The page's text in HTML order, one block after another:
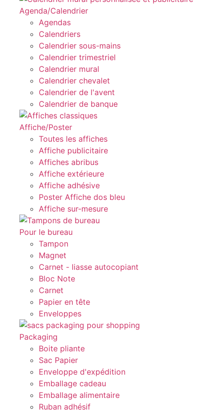
Agenda/Calendrier
Agendas
Calendriers
Calendrier sous-mains
Calendrier trimestriel
Calendrier mural
Calendrier chevalet
Calendrier de l'avent
Calendrier de banque
Affiche/Poster
Toutes les affiches
Affiche publicitaire
Affiches abribus
Affiche extérieure
Affiche adhésive
Poster Affiche dos bleu
Affiche sur-mesure
Pour le bureau
Tampon
Magnet
Carnet - liasse autocopiant
Bloc Note
Carnet
Papier en tête
Enveloppes
Packaging
Boite pliante
Sac Papier
Enveloppe d'expédition
Emballage cadeau
Emballage alimentaire
Ruban adhésif